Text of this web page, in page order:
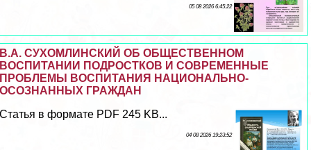
05 08 2026 6:45:22
В.А. СУХОМЛИНСКИЙ ОБ ОБЩЕСТВЕННОМ
ВОСПИТАНИИ ПОДРОСТКОВ И СОВРЕМЕННЫЕ
ПРОБЛЕМЫ ВОСПИТАНИЯ НАЦИОНАЛЬНО-
ОСОЗНАННЫХ ГРАЖДАН
Статья в формате PDF 245 KB...
04 08 2026 19:23:52